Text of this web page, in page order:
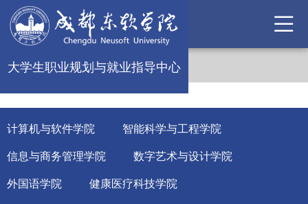
大学生职业规划与就业指导中心
计算机与软件学院 智能科学与工程学院
信息与商务管理学院 数字艺术与设计学院
外国语学院 健康医疗科技学院